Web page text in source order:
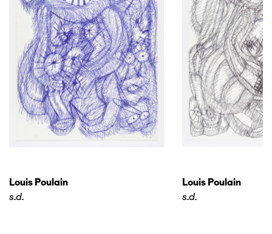
Louis Poulain
s.d.
Louis Poulain
s.d.